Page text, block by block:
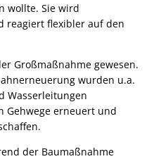
wollte. Sie wird
reagiert flexibler auf den
Großmaßnahme gewesen.
wurden u.a.
Wasserleitungen
Gehwege erneuert und
der Baumaßnahme